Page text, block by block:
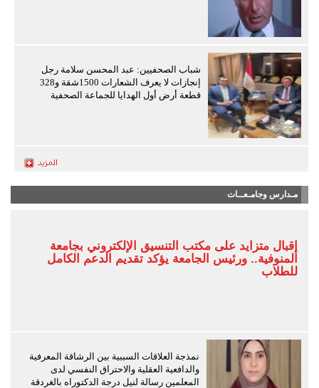
شباب الصحفيين: عبد المحسن سلامة رجل
إنجازات لا يعرف الشعارات 1500شقة و328
قطعة أرض أول الهدايا للجماعة الصحفية
مـدارس وجامـعــات
إقبال متزايد على مكتب التنسيق الإلكتروني بجامعة
المنوفية.. ورئيس الجامعة يؤكد تقديم الدعم الكامل
للطلاب
نمذجة العلاقات السببية بين الرشاقة المعرفية
والدافعية العقلية والاحتراق النفسي لدى
المعلمين رسالة لنيل درجة الدكتوراه بالغردقة